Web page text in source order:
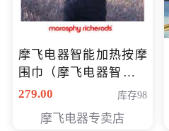
摩飞电器智能加热按摩
围巾（摩飞电器智能加
热按摩围脖） 会员专享
279.00 库存98
摩飞电器专卖店